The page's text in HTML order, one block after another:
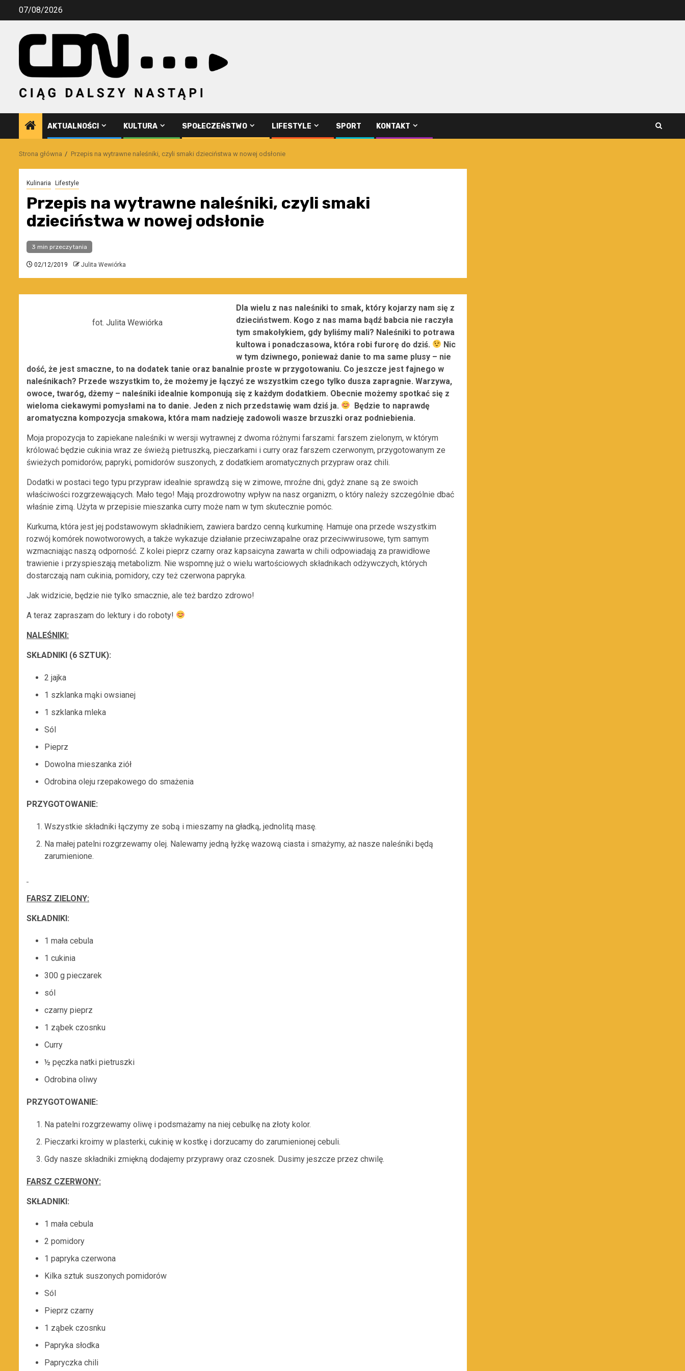
Przejdź07/08/2026
AKTUALNOŚCI KULTURA SPOŁECZEŃSTWO LIFESTYLE SPORT KONTAKT
Strona główna Przepis na wytrawne naleśniki, czyli smaki dzieciństwa w nowej odsłonie
Kulinaria Lifestyle
Przepis na wytrawne naleśniki, czyli smaki
dzieciństwa w nowej odsłonie
3 min przeczytania
02/12/2019 Julita Wewiórka
fot. Julita Wewiórka
Dla wielu z nas naleśniki to smak, który kojarzy nam się z
dzieciństwem. Kogo z nas mama bądź babcia nie raczyła
tym smakołykiem, gdy byliśmy mali? Naleśniki to potrawa
kultowa i ponadczasowa, która robi furorę do dziś.
Nic
w tym dziwnego, ponieważ danie to ma same plusy – nie
dość, że jest smaczne, to na dodatek tanie oraz banalnie proste w przygotowaniu. Co jeszcze jest fajnego w
naleśnikach? Przede wszystkim to, że możemy je łączyć ze wszystkim czego tylko dusza zapragnie. Warzywa,
owoce, twaróg, dżemy – naleśniki idealnie komponują się z każdym dodatkiem. Obecnie możemy spotkać się z
wieloma ciekawymi pomysłami na to danie. Jeden z nich przedstawię wam dziś ja.
Będzie to naprawdę
aromatyczna kompozycja smakowa, która mam nadzieję zadowoli wasze brzuszki oraz podniebienia.
Moja propozycja to zapiekane naleśniki w wersji wytrawnej z dwoma różnymi farszami: farszem zielonym, w którym
królować będzie cukinia wraz ze świeżą pietruszką, pieczarkami i curry oraz farszem czerwonym, przygotowanym ze
świeżych pomidorów, papryki, pomidorów suszonych, z dodatkiem aromatycznych przypraw oraz chili.
Dodatki w postaci tego typu przypraw idealnie sprawdzą się w zimowe, mroźne dni, gdyż znane są ze swoich
właściwości rozgrzewających. Mało tego! Mają prozdrowotny wpływ na nasz organizm, o który należy szczególnie dbać
właśnie zimą. Użyta w przepisie mieszanka curry może nam w tym skutecznie pomóc.
Kurkuma, która jest jej podstawowym składnikiem, zawiera bardzo cenną kurkuminę. Hamuje ona przede wszystkim
rozwój komórek nowotworowych, a także wykazuje działanie przeciwzapalne oraz przeciwwirusowe, tym samym
wzmacniając naszą odporność. Z kolei pieprz czarny oraz kapsaicyna zawarta w chili odpowiadają za prawidłowe
trawienie i przyspieszają metabolizm. Nie wspomnę już o wielu wartościowych składnikach odżywczych, których
dostarczają nam cukinia, pomidory, czy też czerwona papryka.
Jak widzicie, będzie nie tylko smacznie, ale też bardzo zdrowo!
A teraz zapraszam do lektury i do roboty!
NALEŚNIKI:
SKŁADNIKI (6 SZTUK):
2 jajka
1 szklanka mąki owsianej
1 szklanka mleka
Sól
Pieprz
Dowolna mieszanka ziół
Odrobina oleju rzepakowego do smażenia
PRZYGOTOWANIE:
Wszystkie składniki łączymy ze sobą i mieszamy na gładką, jednolitą masę.
Na małej patelni rozgrzewamy olej. Nalewamy jedną łyżkę wazową ciasta i smażymy, aż nasze naleśniki będą
zarumienione.
FARSZ ZIELONY:
SKŁADNIKI:
1 mała cebula
1 cukinia
300 g pieczarek
sól
czarny pieprz
1 ząbek czosnku
Curry
½ pęczka natki pietruszki
Odrobina oliwy
PRZYGOTOWANIE:
Na patelni rozgrzewamy oliwę i podsmażamy na niej cebulkę na złoty kolor.
Pieczarki kroimy w plasterki, cukinię w kostkę i dorzucamy do zarumienionej cebuli.
Gdy nasze składniki zmiękną dodajemy przyprawy oraz czosnek. Dusimy jeszcze przez chwilę.
FARSZ CZERWONY:
SKŁADNIKI:
1 mała cebula
2 pomidory
1 papryka czerwona
Kilka sztuk suszonych pomidorów
Sól
Pieprz czarny
1 ząbek czosnku
Papryka słodka
Papryczka chili